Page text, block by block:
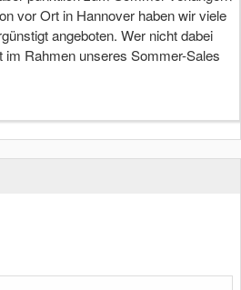
vor Ort in Hannover haben wir viele
angeboten. Wer nicht dabei
Rahmen unseres Sommer-Sales